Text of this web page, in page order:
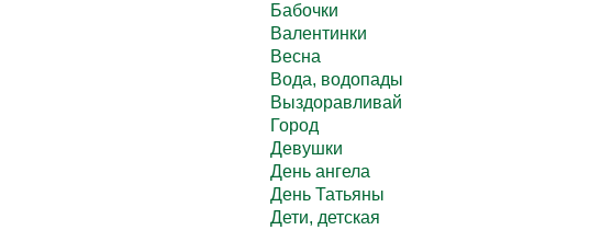
Бабочки
Валентинки
Весна
Вода, водопады
Выздоравливай
Город
Девушки
День ангела
День Татьяны
Дети, детская